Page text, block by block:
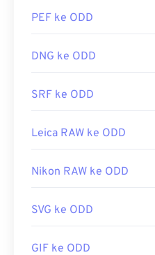
PEF ke ODD
DNG ke ODD
SRF ke ODD
Leica RAW ke ODD
Nikon RAW ke ODD
SVG ke ODD
GIF ke ODD